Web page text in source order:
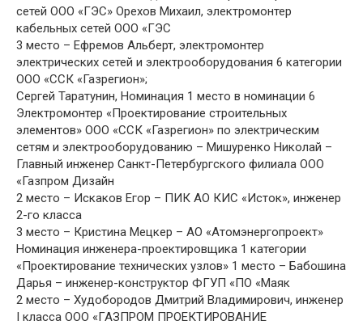
сетей ООО «ГЭС» Орехов Михаил, электромонтер
кабельных сетей ООО «ГЭС
3 место – Ефремов Альберт, электромонтер
электрических сетей и электрооборудования 6 категории
ООО «ССК «Газрегион»;
Сергей Таратунин, Номинация 1 место в номинации 6
Электромонтер «Проектирование строительных
элементов» ООО «ССК «Газрегион» по электрическим
сетям и электрооборудованию – Мишуренко Николай –
Главный инженер Санкт-Петербургского филиала ООО
«Газпром Дизайн
2 место – Искаков Егор – ПИК АО КИС «Исток», инженер
2-го класса
3 место – Кристина Мецкер – АО «Атомэнергопроект»
Номинация инженера-проектировщика 1 категории
«Проектирование технических узлов» 1 место – Бабошина
Дарья – инженер-конструктор ФГУП «ПО «Маяк
2 место – Худобородов Дмитрий Владимирович, инженер
I класса ООО «ГАЗПРОМ ПРОЕКТИРОВАНИЕ